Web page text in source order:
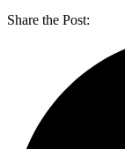
Share the Post: